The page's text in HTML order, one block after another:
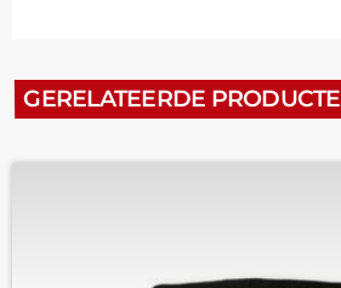
GERELATEERDE